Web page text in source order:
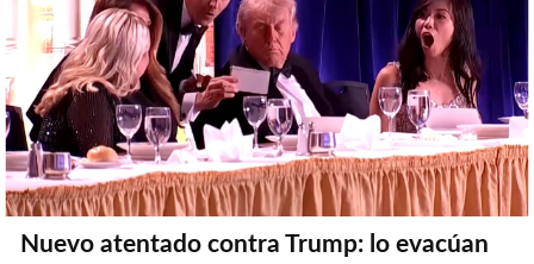
Nuevo atentado contra Trump: lo evacúan